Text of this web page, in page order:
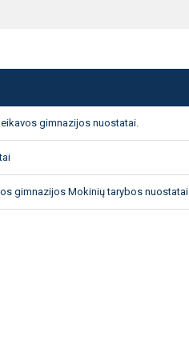
gimnazijos nuostatai.
gimnazijos Mokinių tarybos nuostatai